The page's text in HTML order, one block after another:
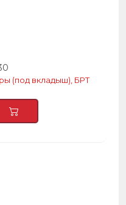
(под вкладыш), БРТ